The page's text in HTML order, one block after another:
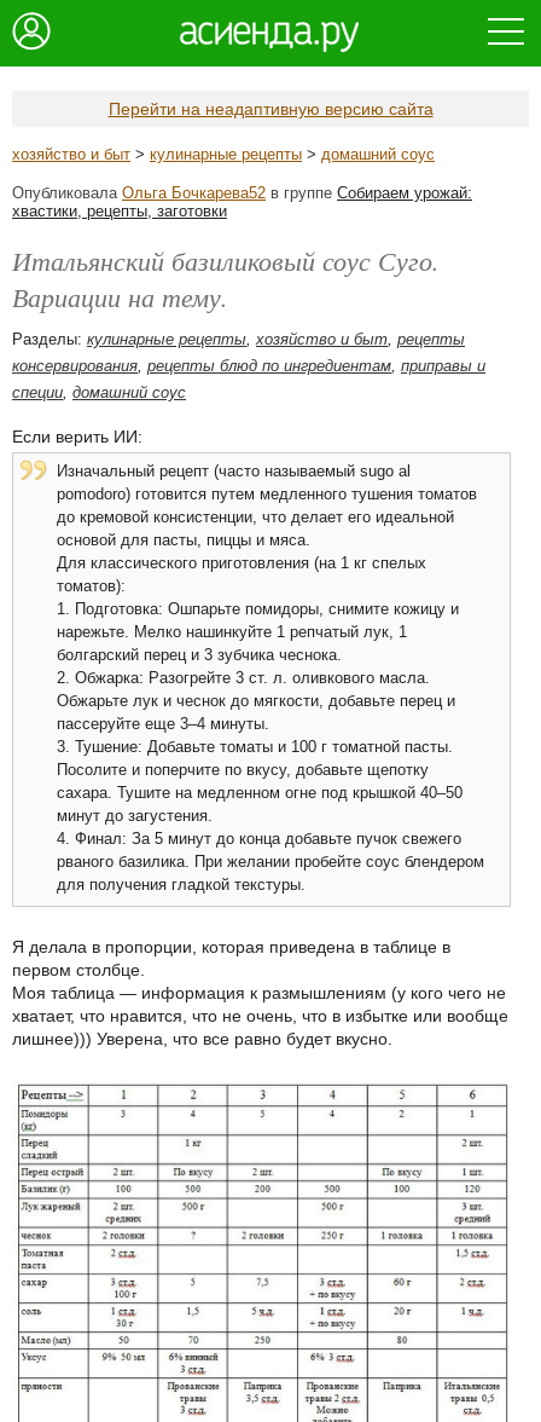
Перейти на неадаптивную версию сайта
хозяйство и быт > кулинарные рецепты > домашний соус
Опубликовала Ольга Бочкарева52 в группе Собираем урожай:
хвастики, рецепты, заготовки
Итальянский базиликовый соус Суго.
Вариации на тему.
Разделы: кулинарные рецепты,хозяйство и быт, рецепты
консервирования, рецепты блюд по ингредиентам, приправы и
специи, домашний соус
Если верить ИИ:
Изначальный рецепт (часто называемый sugo al
pomodoro) готовится путем медленного тушения томатов
до кремовой консистенции, что делает его идеальной
основой для пасты, пиццы и мяса.
Для классического приготовления (на 1 кг спелых
томатов):
1. Подготовка: Ошпарьте помидоры, снимите кожицу и
нарежьте. Мелко нашинкуйте 1 репчатый лук, 1
болгарский перец и 3 зубчика чеснока.
2. Обжарка: Разогрейте 3 ст. л. оливкового масла.
Обжарьте лук и чеснок до мягкости, добавьте перец и
пассеруйте еще 3–4 минуты.
3. Тушение: Добавьте томаты и 100 г томатной пасты.
Посолите и поперчите по вкусу, добавьте щепотку
сахара. Тушите на медленном огне под крышкой 40–50
минут до загустения.
4. Финал: За 5 минут до конца добавьте пучок свежего
рваного базилика. При желании пробейте соус блендером
для получения гладкой текстуры.
Я делала в пропорции, которая приведена в таблице в
первом столбце.
Моя таблица — информация к размышлениям (у кого чего не
хватает, что нравится, что не очень, что в избытке или вообще
лишнее))) Уверена, что все равно будет вкусно.